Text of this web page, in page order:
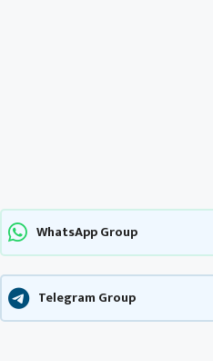
WhatsApp Group
Telegram Group